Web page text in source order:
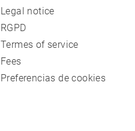
Legal notice
RGPD
Termes of service
Fees
Preferencias de cookies